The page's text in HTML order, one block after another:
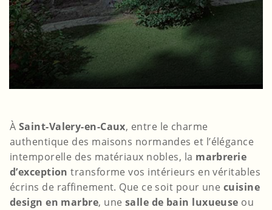
À Saint-Valery-en-Caux, entre le charme
authentique des maisons normandes et l’élégance
intemporelle des matériaux nobles, la marbrerie
d’exception transforme vos intérieurs en véritables
écrins de raffinement. Que ce soit pour une cuisine
design en marbre, une salle de bain luxueuse ou